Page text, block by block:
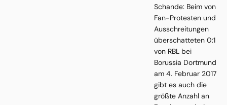
Schande: Beim von
Fan-Protesten und
Ausschreitungen
überschatteten 0:1
von RBL bei
Borussia Dortmund
am 4. Februar 2017
gibt es auch die
größte Anzahl an